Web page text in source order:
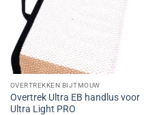
OVERTREKKEN BIJTMOUW
Overtrek Ultra EB handlus voor
Ultra Light PRO